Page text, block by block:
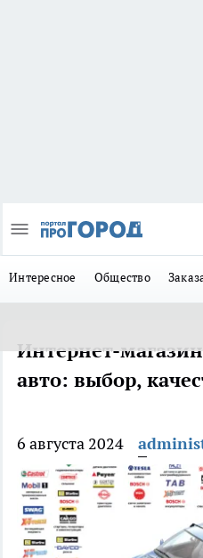
Интересное Общество
Интернет-
авто: выбор,
6 августа 2024